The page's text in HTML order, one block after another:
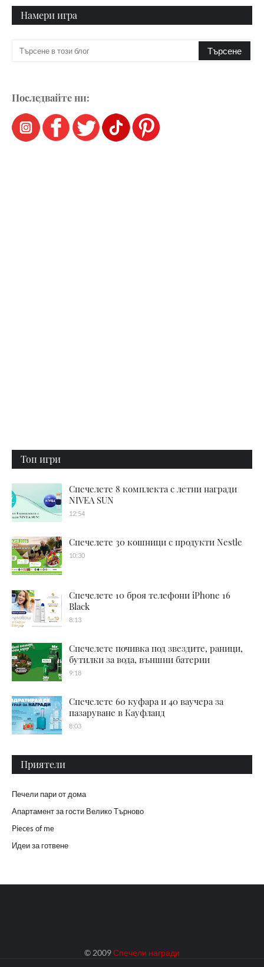
Намери игра
Последвайте ни:
Топ игри
Спечелете 8 комплекта с летни награди
NIVEA SUN
12:54
Спечелете 30 кошници с продукти Nestle
10:30
Спечелете 10 броя телефони iPhone 16
Black
8:13
Спечелете почивка под звездите, раници,
бутилки за вода, външни батерии
9:18
Спечелете 60 куфара и 40 ваучера за
пазаруване в Кауфланд
8:03
Приятели
Печели пари от дома
Апартамент за гости Велико Търново
Pieces of me
Идеи за готвене
© 2009Спечели награди